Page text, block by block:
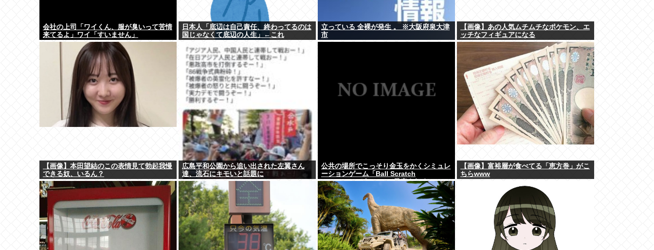
会社の上司「ワイくん、服が臭いって苦情
来てるよ」ワイ「すいません」
日本人「底辺は自己責任、終わってるのは
国じゃなくて底辺の人生」←これ
立っている 全裸が発生 。 ※大阪府泉大津
市
【画像】あの人気ムチムチなポケモン、エ
ッチなフィギュアになる
【画像】本田望結のこの表情見て勃起我慢
できる奴、いるん？
広島平和公園から追い出された左翼さん
達、流石にキモいと話題に
公共の場所でこっそり金玉をかくシミュレ
ーションゲーム「Ball Scratch
Simulator」がSteamで発表される
【画像】富裕層が食べてる「恵方巻」がこ
ちらwww